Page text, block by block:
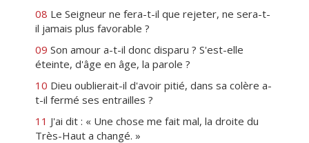
08 Le Seigneur ne fera-t-il que rejeter, ne sera-t-
il jamais plus favorable ?
09 Son amour a-t-il donc disparu ? S'est-elle
éteinte, d'âge en âge, la parole ?
10 Dieu oublierait-il d'avoir pitié, dans sa colère a-
t-il fermé ses entrailles ?
11 J'ai dit : « Une chose me fait mal, la droite du
Très-Haut a changé. »